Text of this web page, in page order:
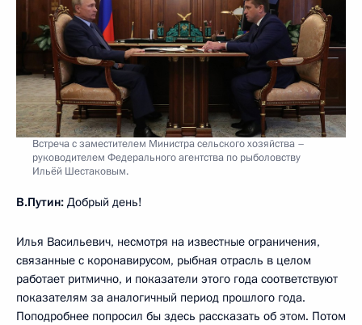
Встреча с заместителем Министра сельского хозяйства –
руководителем Федерального агентства по рыболовству
Ильёй Шестаковым.
В.Путин: Добрый день!
Илья Васильевич, несмотря на известные ограничения,
связанные с коронавирусом, рыбная отрасль в целом
работает ритмично, и показатели этого года соответствуют
показателям за аналогичный период прошлого года.
Поподробнее попросил бы здесь рассказать об этом. Потом